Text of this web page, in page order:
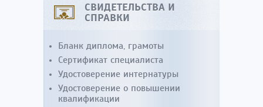
СВИДЕТЕЛЬСТВА И
СПРАВКИ
Бланк диплома, грамоты
Сертификат специалиста
Удостоверение интернатуры
Удостоверение о повышении
квалификации